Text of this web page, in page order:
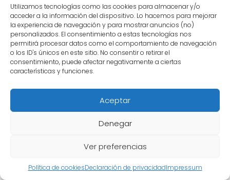
Utilizamos tecnologías como las cookies para almacenar y/o
acceder a la información del dispositivo. Lo hacemos para mejorar
la experiencia de navegación y para mostrar anuncios (no)
personalizados. El consentimiento a estas tecnologías nos
permitirá procesar datos como el comportamiento de navegación
o los ID's únicos en este sitio. No consentir o retirar el
consentimiento, puede afectar negativamente a ciertas
características y funciones.
Aceptar
Denegar
Ver preferencias
Política de cookiesDeclaración de privacidadImpressum
de sufrir graves lesiones.
Gran potencial de crecimiento
Los saiyajin puros tienen unpotencial de
crecimiento asombroso
fuertes, su poder aumenta de manera
exponencial. Esto se debe a su naturaleza
guerrera y su capacidad para superar sus
límites constantemente.
Además, los saiyajin puros pueden